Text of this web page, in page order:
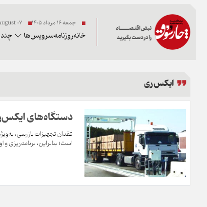
جمعه ۱۶ مرداد ۱۴۰۵ 07 2026August
خانهروزنامهسرویس‌ها
ایکس ری
دستگاه‌های
فقدان تجهیزات بازرسی،
است؛ بنابراین، برنامه‌ریزی